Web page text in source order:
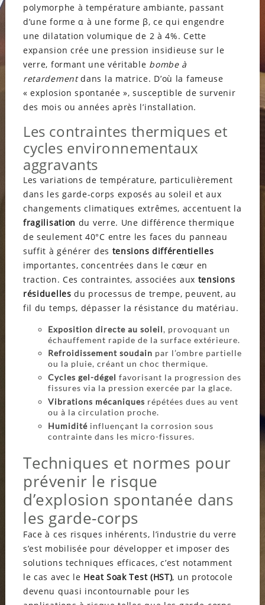
polymorphe à température ambiante, passant
d’une forme α à une forme β, ce qui engendre
une dilatation volumique de 2 à 4%. Cette
expansion crée une pression insidieuse sur le
verre, formant une véritable bombe à
retardementdans la matrice. D’où la fameuse
« explosion spontanée », susceptible de survenir
des mois ou années après l’installation.
Les contraintes thermiques et
cycles environnementaux
aggravants
Les variations de température, particulièrement
dans les garde-corps exposés au soleil et aux
changements climatiques extrêmes, accentuent la
fragilisation du verre. Une différence thermique
de seulement 40°C entre les faces du panneau
suffit à générer des tensions différentielles
importantes, concentrées dans le cœur en
traction. Ces contraintes, associées aux tensions
résiduelles du processus de trempe, peuvent, au
fil du temps, dépasser la résistance du matériau.
Exposition directe au soleil, provoquant un
échauffement rapide de la surface extérieure.
Refroidissement soudain par l’ombre partielle
ou la pluie, créant un choc thermique.
Cycles gel-dégel favorisant la progression des
fissures via la pression exercée par la glace.
Vibrations mécaniques répétées dues au vent
ou à la circulation proche.
Humiditéinfluençant la corrosion sous
contrainte dans les micro-fissures.
Techniques et normes pour
prévenir le risque
d’explosion spontanée dans
les garde-corps
Face à ces risques inhérents, l’industrie du verre
s’est mobilisée pour développer et imposer des
solutions techniques efficaces, c’est notamment
le cas avec le Heat Soak Test (HST), un protocole
devenu quasi incontournable pour les